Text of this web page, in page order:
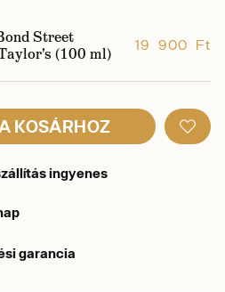
Street
(100 ml)
19 900 Ft
KOSÁRHOZ
ingyenes
garancia